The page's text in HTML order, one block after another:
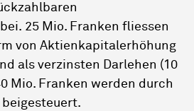
25 Mio. Franken fliessen
von Aktienkapitalerhöhung
als verzinsten Darlehen (10
Mio. Franken werden durch